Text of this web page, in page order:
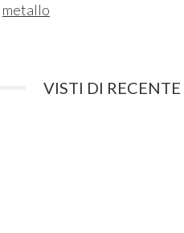
metallo
VISTI DI RECENTE